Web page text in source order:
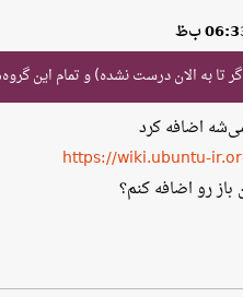
به الان درست نشده) و تمام این
اضافه کرد
https://wiki.ubuntu-
باز رو اضافه کنم؟